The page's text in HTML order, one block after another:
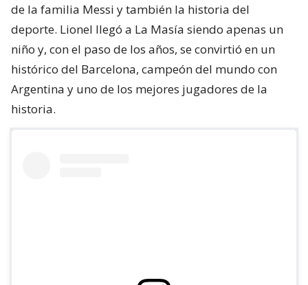
de la familia Messi y también la historia del
deporte. Lionel llegó a La Masía siendo apenas un
niño y, con el paso de los años, se convirtió en un
histórico del Barcelona, campeón del mundo con
Argentina y uno de los mejores jugadores de la
historia.